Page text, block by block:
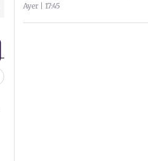
Ayer | 17:45